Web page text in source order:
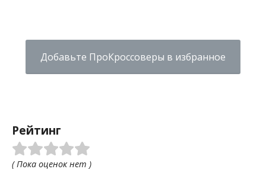
Добавьте ПроКроссоверы в избранное
Рейтинг
( Пока оценок нет )